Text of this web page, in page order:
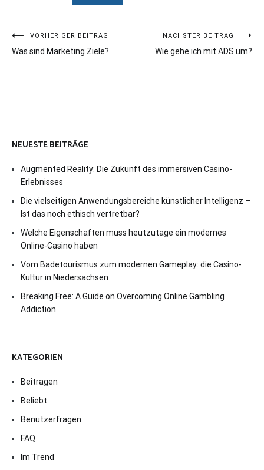
Beitragsnavigation
VORHERIGER BEITRAG
Was sind Marketing Ziele?
NÄCHSTER BEITRAG
Wie gehe ich mit ADS um?
NEUESTE BEITRÄGE
Augmented Reality: Die Zukunft des immersiven Casino-
Erlebnisses
Die vielseitigen Anwendungsbereiche künstlicher Intelligenz –
Ist das noch ethisch vertretbar?
Welche Eigenschaften muss heutzutage ein modernes
Online-Casino haben
Vom Badetourismus zum modernen Gameplay: die Casino-
Kultur in Niedersachsen
Breaking Free: A Guide on Overcoming Online Gambling
Addiction
KATEGORIEN
Beitragen
Beliebt
Benutzerfragen
FAQ
Im Trend